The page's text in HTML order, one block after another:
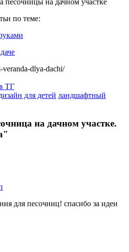
по теме:
dlya-dachi/
ТГ
для детей ландшафтный
на дачном участке.
для песочниц! спасибо за идеи